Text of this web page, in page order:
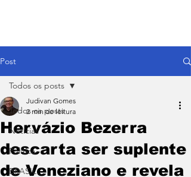
Post
Todos os posts
Notícias
Política
BRASIL
Todos os posts
Hervázio Bezerra
descarta ser suplente
de Veneziano e revela
Judivan Gomes
2 min de leitura